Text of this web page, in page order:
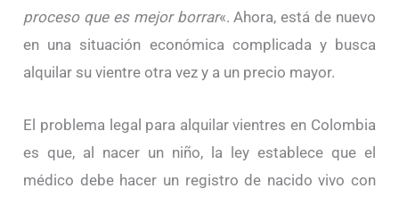
proceso que es mejor borrar«. Ahora, está de nuevo
en una situación económica complicada y busca
alquilar su vientre otra vez y a un precio mayor.
El problema legal para alquilar vientres en Colombia
es que, al nacer un niño, la ley establece que el
médico debe hacer un registro de nacido vivo con